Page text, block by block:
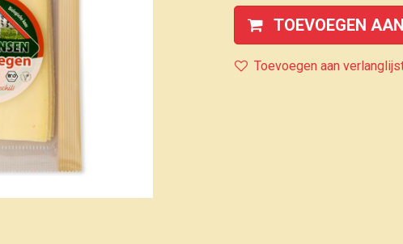
TOEVOEGEN
Toevoegen aan